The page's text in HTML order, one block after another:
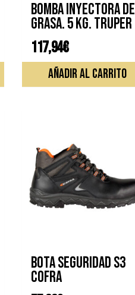
BOMBA INYECTORA DE
GRASA. 5 KG. TRUPER
117,94€
AÑADIR AL CARRITO
BOTA SEGURIDAD S3
COFRA